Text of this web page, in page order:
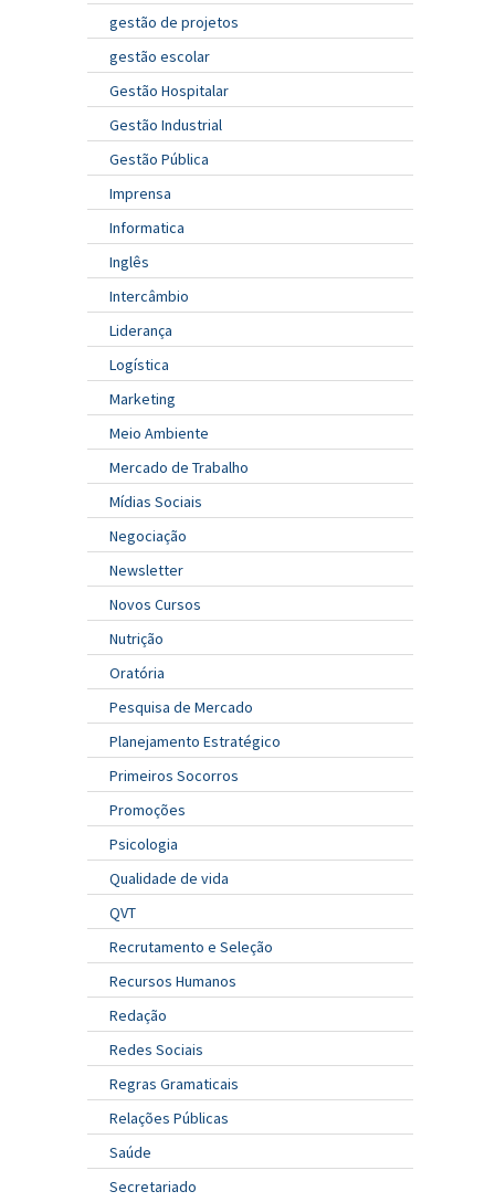
gestão de projetos
gestão escolar
Gestão Hospitalar
Gestão Industrial
Gestão Pública
Imprensa
Informatica
Inglês
Intercâmbio
Liderança
Logística
Marketing
Meio Ambiente
Mercado de Trabalho
Mídias Sociais
Negociação
Newsletter
Novos Cursos
Nutrição
Oratória
Pesquisa de Mercado
Planejamento Estratégico
Primeiros Socorros
Promoções
Psicologia
Qualidade de vida
QVT
Recrutamento e Seleção
Recursos Humanos
Redação
Redes Sociais
Regras Gramaticais
Relações Públicas
Saúde
Secretariado